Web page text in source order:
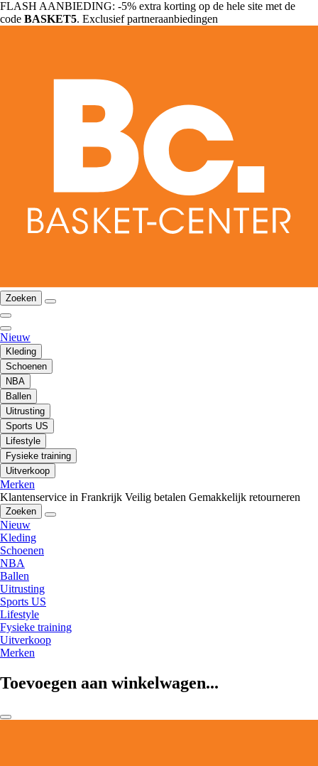
FLASH AANBIEDING: -5% extra korting op de hele site met de
code BASKET5. Exclusief partneraanbiedingen
Zoeken
Nieuw
Kleding
Schoenen
NBA
Ballen
Uitrusting
Sports US
Lifestyle
Fysieke training
Uitverkoop
Merken
Klantenservice in Frankrijk Veilig betalen Gemakkelijk retourneren
Zoeken
Nieuw
Kleding
Schoenen
NBA
Ballen
Uitrusting
Sports US
Lifestyle
Fysieke training
Uitverkoop
Merken
Toevoegen aan winkelwagen...